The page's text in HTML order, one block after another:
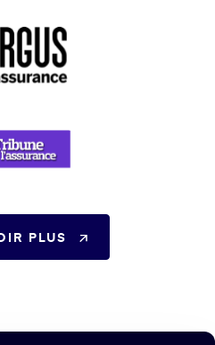
PLUS